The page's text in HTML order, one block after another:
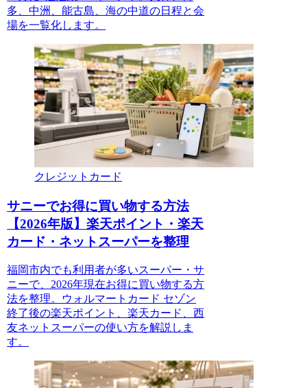
多、中洲、能古島、海の中道の日程と会
場を一覧化します。
クレジットカード
サニーでお得に買い物する方法
【2026年版】楽天ポイント・楽天
カード・ネットスーパーを整理
福岡市内でも利用者が多いスーパー・サ
ニーで、2026年現在お得に買い物する方
法を整理。ウォルマートカード セゾン
終了後の楽天ポイント、楽天カード、西
友ネットスーパーの使い方を解説しま
す。